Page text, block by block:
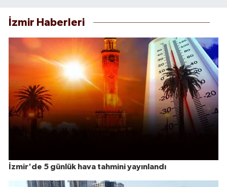
İzmir Haberleri
İzmir'de 5 günlük hava tahmini yayınlandı